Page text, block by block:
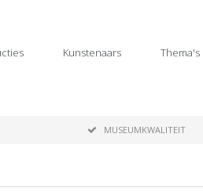
Kunstenaars Thema's
MUSEUMKWALITEIT